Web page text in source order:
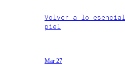
Volver a lo
piel
Mar 27